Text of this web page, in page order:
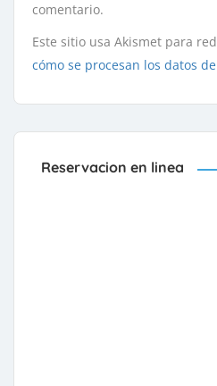
comentario.
Este sitio usa Akismet para
cómo se procesan los datos
Reservacion en linea